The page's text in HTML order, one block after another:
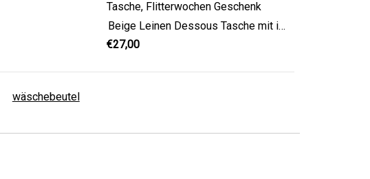
Beige Leinen Dessous Tasche mit individuellem Etikett, Reiseaccessoires Unterwäsche Tasche, Flitterwochen Geschenk
€27,00
wäschebeutel